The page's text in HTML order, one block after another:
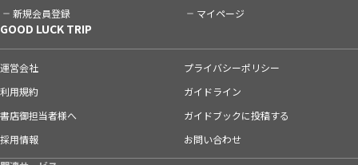
新規会員登録 マイページ
GOOD LUCK TRIP
運営会社
プライバシーポリシー
利用規約
ガイドライン
書店御担当者様へ
ガイドブックに投稿する
採用情報
お問い合わせ